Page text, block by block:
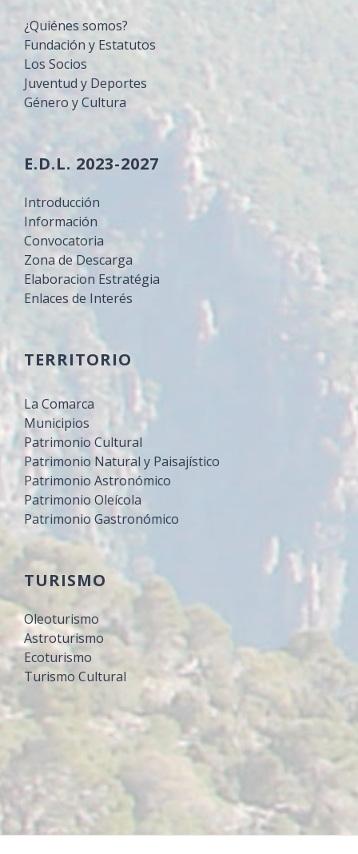
¿Quiénes somos?
Fundación y Estatutos
Los Socios
Juventud y Deportes
Género y Cultura
E.D.L. 2023-2027
Introducción
Información
Convocatoria
Zona de Descarga
Elaboracion Estratégia
Enlaces de Interés
TERRITORIO
La Comarca
Municipios
Patrimonio Cultural
Patrimonio Natural y Paisajístico
Patrimonio Astronómico
Patrimonio Oleícola
Patrimonio Gastronómico
TURISMO
Oleoturismo
Astroturismo
Ecoturismo
Turismo Cultural